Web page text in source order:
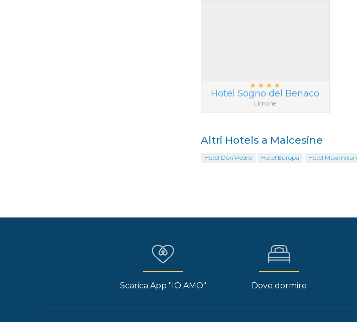
Hotel Sogno del Benaco
Limone
Altri Hotels a Malcesine
Hotel Don Pedro Hotel Europa Hotel Maximilian
Scarica App "IO AMO" Dove dormire